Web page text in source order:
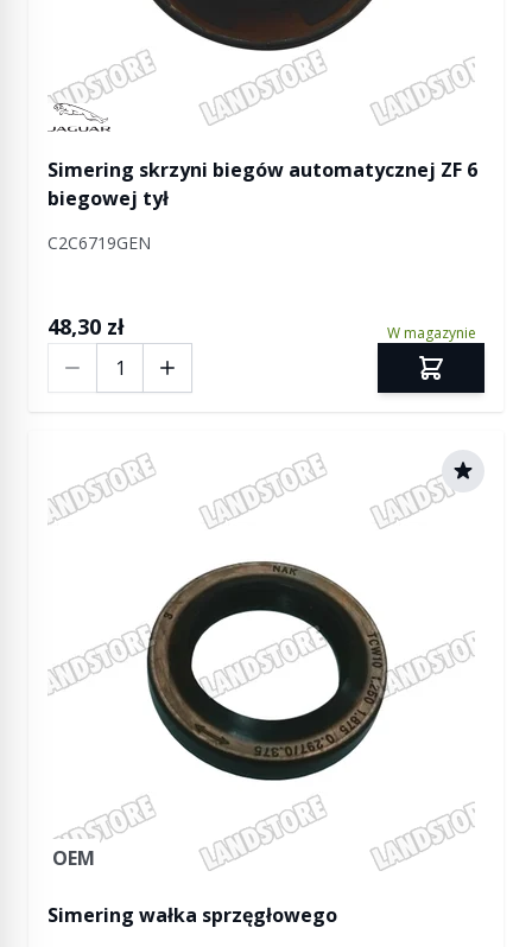
Manufactured by Jaguar
Simering skrzyni biegów automatycznej ZF 6
biegowej tył
C2C6719GEN
48,30 zł W magazynie
OEM
Simering wałka sprzęgłowego